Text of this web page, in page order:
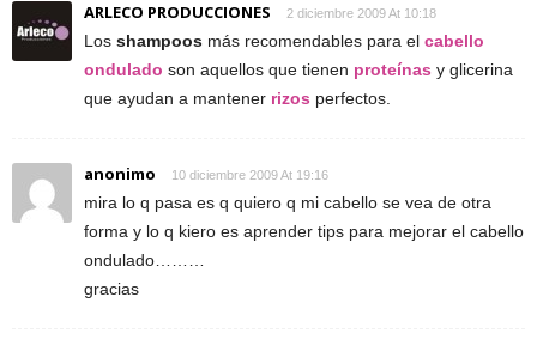
ARLECO PRODUCCIONES 2 diciembre 2009 At 10:18
Los shampoos más recomendables para el cabello
ondulado son aquellos que tienen proteínas y glicerina
que ayudan a mantener rizos perfectos.
anonimo 10 diciembre 2009 At 19:16
mira lo q pasa es q quiero q mi cabello se vea de otra
forma y lo q kiero es aprender tips para mejorar el cabello
ondulado………
gracias